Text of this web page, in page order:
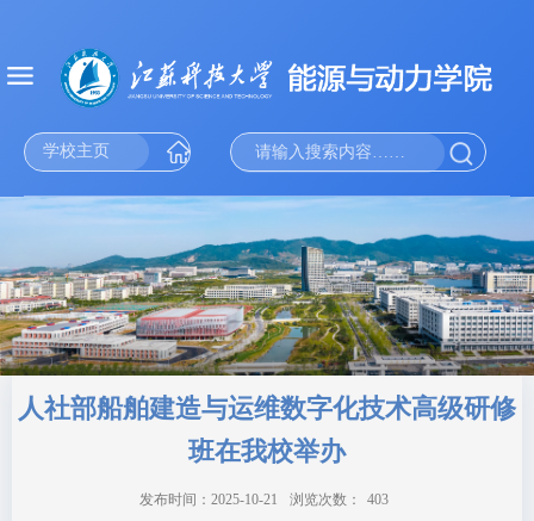
学校主页
人社部船舶建造与运维数字化技术高级研修
班在我校举办
发布时间：2025-10-21 浏览次数： 403